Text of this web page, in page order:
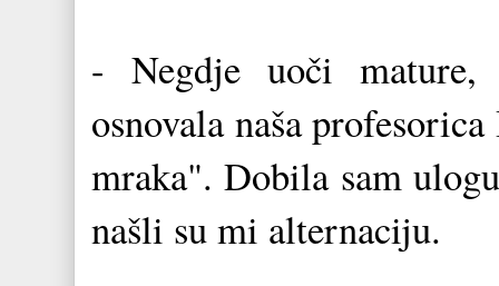
- Negdje uoči mature,
osnovala naša
mraka". Dobila sam
našli su mi alternaciju.